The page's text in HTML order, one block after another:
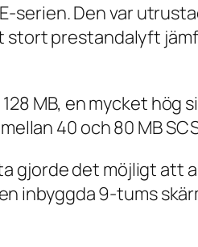
serien. Den var
stort prestandalyft
MB, en mycket hög
40 och 80 MB
gjorde det möjligt att
inbyggda 9-tums